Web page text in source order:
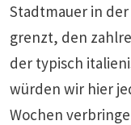
Stadtmauer in
grenzt, den
der typisch
würden wir hier
Wochen